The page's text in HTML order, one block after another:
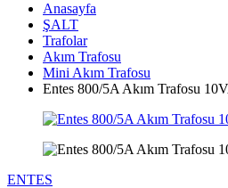
Anasayfa
ŞALT
Trafolar
Akım Trafosu
Mini Akım Trafosu
Entes 800/5A Akım Trafosu
ENTES